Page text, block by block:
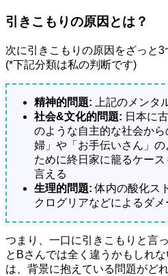
引きこもりの原因とは？
次に引きこもりの原因をざっと3
(*下記分類は私の判断です)
精神的問題:
上記のメンタ
社会&文化的問題: 日本に
のような自主的な社会か
婦」や「お手伝いさん」
ために終日家に籠るケー
言える
生理的問題:体内の酸化ス
クログリアなどによるダメ
つまり、一口に引きこもりと言
とBさんでは全く違うかもしれ
は、背景に抱えている問題がど